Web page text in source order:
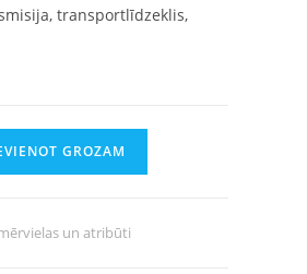
transportlīdzeklis,
GROZAM
un atribūti